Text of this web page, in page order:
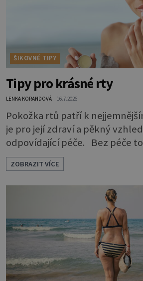
ŠIKOVNÉ TIPY
Tipy pro krásné rty
LENKA KORANDOVÁ 16.7.2026
Pokožka rtů patří k
je pro její zdraví a pěkný
odpovídající péče. Bez péče to nejde Rty se
neliší jen barvou, ale také
povrchovou vrstvou než
Nezvláčňují je žádné mazové
rty mnohem choulostivější a
vysychání a praskání. Balzám
nutnou základní výbavou,
ZOBRAZIT VÍCE